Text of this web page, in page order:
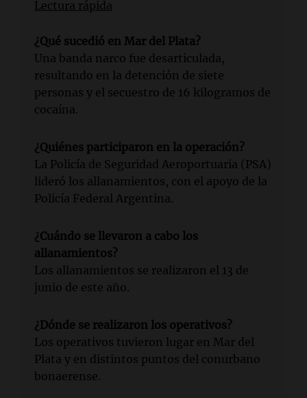
Lectura rápida
¿Qué sucedió en Mar del Plata?
Una banda narco fue desarticulada,
resultando en la detención de siete
personas y el secuestro de 16 kilogramos de
cocaína.
¿Quiénes participaron en la operación?
La Policía de Seguridad Aeroportuaria (PSA)
lideró los allanamientos, con el apoyo de la
Policía Federal Argentina.
¿Cuándo se llevaron a cabo los
allanamientos?
Los allanamientos se realizaron el 13 de
junio de este año.
¿Dónde se realizaron los operativos?
Los operativos tuvieron lugar en Mar del
Plata y en distintos puntos del conurbano
bonaerense.